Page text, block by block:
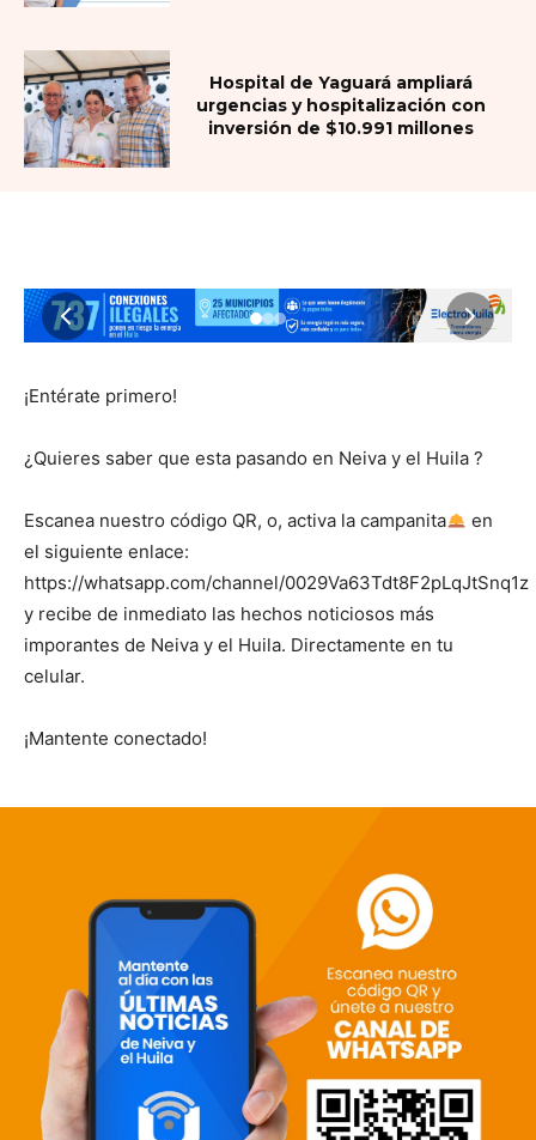
Hospital de Yaguará ampliará
urgencias y hospitalización con
inversión de $10.991 millones
¡Entérate primero!
¿Quieres saber que esta pasando en Neiva y el Huila ?
Escanea nuestro código QR, o, activa la campanita
en
el siguiente enlace:
https://whatsapp.com/channel/0029Va63Tdt8F2pLqJtSnq1z
y recibe de inmediato las hechos noticiosos más
imporantes de Neiva y el Huila. Directamente en tu
celular.
¡Mantente conectado!